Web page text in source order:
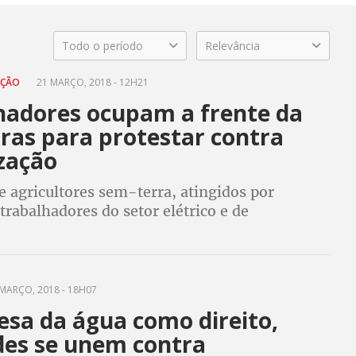
Todo o período Relevância
21 MARÇO, 2018 - 12H21
ocupam a frente da
para protestar contra
agricultores sem-terra, atingidos por
do setor elétrico e de
2018 - 18H07
da água como direito,
se unem contra